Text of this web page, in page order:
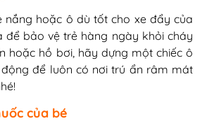
nắng hoặc ô dù tốt cho xe đẩy của
để bảo vệ trẻ hàng ngày khỏi cháy
hoặc hồ bơi, hãy dựng một chiếc ô
để luôn có nơi trú ẩn râm mát
của bé